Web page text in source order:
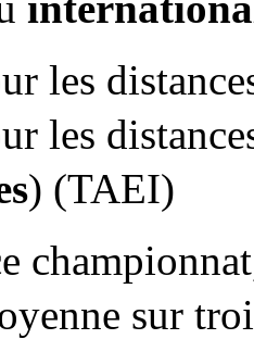
les
les
) (TAEI)
sur